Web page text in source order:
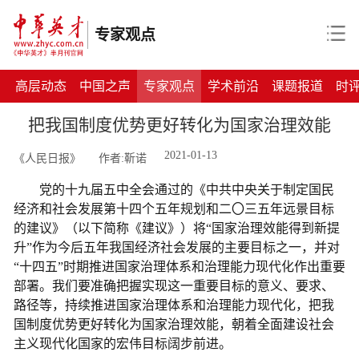
专家观点
高层动态 中国之声 专家观点 学术前沿 课题报道 时
把我国制度优势更好转化为国家治理效能
《人民日报》 作者:靳诺 2021-01-13
党的十九届五中全会通过的《中共中央关于制定国民
经济和社会发展第十四个五年规划和二〇三五年远景目标
的建议》（以下简称《建议》）将“国家治理效能得到新提
升”作为今后五年我国经济社会发展的主要目标之一，并对
“十四五”时期推进国家治理体系和治理能力现代化作出重要
部署。我们要准确把握实现这一重要目标的意义、要求、
路径等，持续推进国家治理体系和治理能力现代化，把我
国制度优势更好转化为国家治理效能，朝着全面建设社会
主义现代化国家的宏伟目标阔步前进。